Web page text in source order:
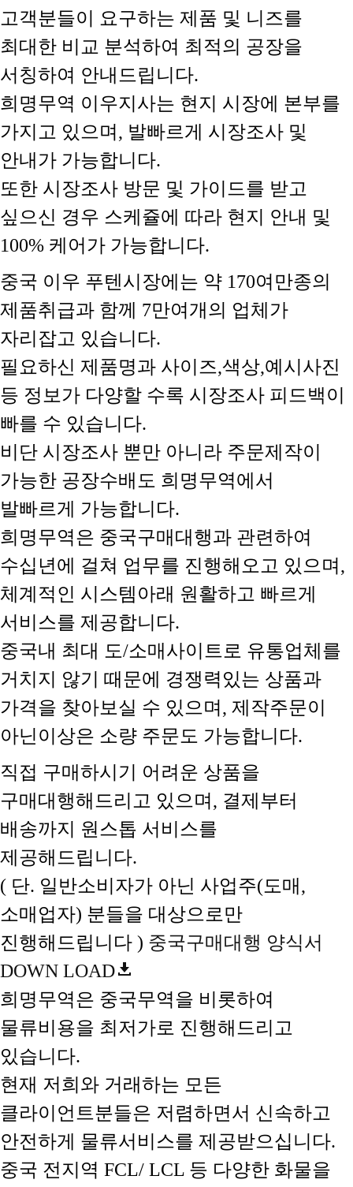
고객분들이 요구하는 제품 및 니즈를
최대한 비교 분석하여 최적의 공장을
서칭하여 안내드립니다.
희명무역 이우지사는 현지 시장에 본부를
가지고 있으며, 발빠르게 시장조사 및
안내가 가능합니다.
또한 시장조사 방문 및 가이드를 받고
싶으신 경우 스케쥴에 따라 현지 안내 및
100% 케어가 가능합니다.
중국 이우 푸텐시장에는 약 170여만종의
제품취급과 함께 7만여개의 업체가
자리잡고 있습니다.
필요하신 제품명과 사이즈,색상,예시사진
등 정보가 다양할 수록 시장조사 피드백이
빠를 수 있습니다.
비단 시장조사 뿐만 아니라 주문제작이
가능한 공장수배도 희명무역에서
발빠르게 가능합니다.
희명무역은 중국구매대행과 관련하여
수십년에 걸쳐 업무를 진행해오고 있으며,
체계적인 시스템아래 원활하고 빠르게
서비스를 제공합니다.
중국내 최대 도/소매사이트로 유통업체를
거치지 않기 때문에 경쟁력있는 상품과
가격을 찾아보실 수 있으며, 제작주문이
아닌이상은 소량 주문도 가능합니다.
직접 구매하시기 어려운 상품을
구매대행해드리고 있으며, 결제부터
배송까지 원스톱 서비스를
제공해드립니다.
( 단. 일반소비자가 아닌 사업주(도매,
소매업자) 분들을 대상으로만
진행해드립니다 ) 중국구매대행 양식서
DOWN LOAD
희명무역은 중국무역을 비롯하여
물류비용을 최저가로 진행해드리고
있습니다.
현재 저희와 거래하는 모든
클라이언트분들은 저렴하면서 신속하고
안전하게 물류서비스를 제공받으십니다.
중국 전지역 FCL/ LCL 등 다양한 화물을